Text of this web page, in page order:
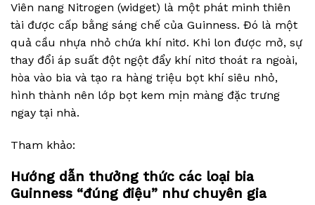
Viên nang Nitrogen (widget) là một phát minh thiên
tài được cấp bằng sáng chế của Guinness. Đó là một
quả cầu nhựa nhỏ chứa khí nitơ. Khi lon được mở, sự
thay đổi áp suất đột ngột đẩy khí nitơ thoát ra ngoài,
hòa vào bia và tạo ra hàng triệu bọt khí siêu nhỏ,
hình thành nên lớp bọt kem mịn màng đặc trưng
ngay tại nhà.
Tham khảo:
Hướng dẫn thưởng thức các loại bia
Guinness “đúng điệu” như chuyên gia